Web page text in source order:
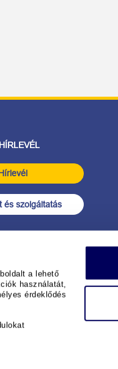
a lehető
használatát,
érdeklődés
és szolgáltatás